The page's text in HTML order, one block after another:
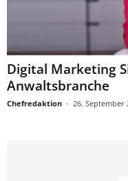
Digital Marketing
Anwaltsbranche
Chefredaktion - 26. September